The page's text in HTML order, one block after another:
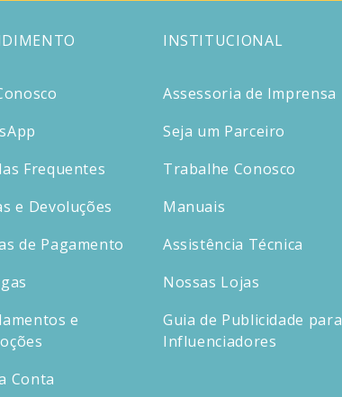
Frequentes
e Devoluções
de Pagamento
e
Conta
INSTITUCIONAL
Assessoria de Imprensa
Seja um Parceiro
Trabalhe Conosco
Manuais
Assistência Técnica
Nossas Lojas
Guia de Publicidade para
Influenciadores